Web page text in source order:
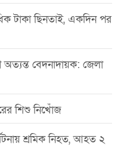
টাকা ছিনতাই, একদিন পর
অত্যন্ত বেদনাদায়ক: জেলা
শিশু নিখোঁজ
শ্রমিক নিহত, আহত ২